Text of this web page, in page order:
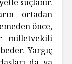
suçlanır.
ortadan
önce,
milletvekili
Yargıç